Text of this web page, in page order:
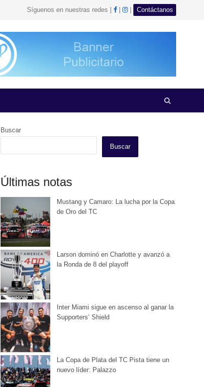
Síguenos en nuestras redes | facebook
| Instagram
Contáctanos
Buscar
Buscar
Últimas notas
Mustang y Camaro: La lucha por la Copa
de Oro del TC
Larson dominó en Charlotte y avanzó a
la Ronda de 8 del playoff
Inter Miami sigue en ascenso al ganar la
Supporters’ Shield
La Copa de Plata del TC Pista tiene un
nuevo líder: Palazzo